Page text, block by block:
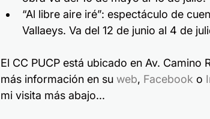
“Al libre aire iré”: espectáculo de
Vallaeys. Va del 12 de junio al 4 de
El CC PUCP está ubicado en Av. Camino
más información en su web, Facebook o
mi visita más abajo...